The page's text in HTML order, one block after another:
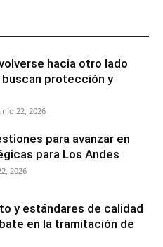
hacia otro lado
protección y
22, 2026
para avanzar en
para Los Andes
2026
y estándares de calidad
en la tramitación de